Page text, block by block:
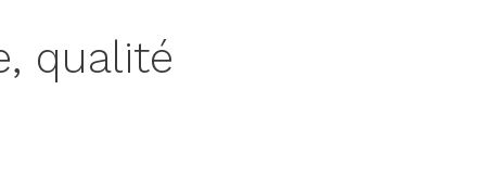
qualité